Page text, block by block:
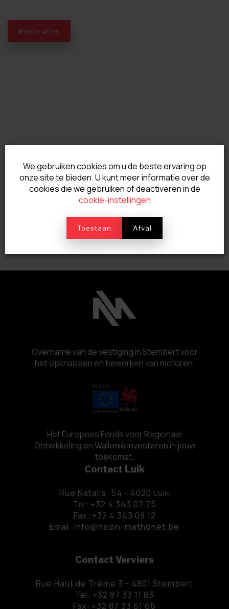
Bekijk alles
Overname van de vestiging in Stembert voor
het opknappen en bewerken van motoren.
Het Europees Fonds voor Regionale
Ontwikkeling en Wallonië investeren in jouw
toekomst.
Contact Luik
Rue Natalis, 54 - 4020 Luik
Tel : +32 4 343 07 75
Fax : +32 4 343 08 12
Email : info@nadin-mathonet.be
Contact Verviers
Rue Haut de Trême 3 - 4801 Stembert
Tel : +32 87 33 11 83
Fax : +32 87 33 61 65
We gebruiken cookies om u de beste ervaring op
onze site te bieden. U kunt meer informatie over de
cookies die we gebruiken of deactiveren in de
cookie-instellingen
Toestaan Afval